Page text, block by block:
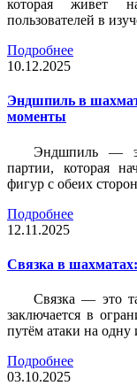
которая живет
пользователей в
Подробнее
10.12.2025
Эндшпиль в
моменты
Эндшпиль —
партии, которая
фигур с обеих
Подробнее
12.11.2025
Связка в
Связка — это
заключается в
путём атаки на одну
Подробнее
03.10.2025